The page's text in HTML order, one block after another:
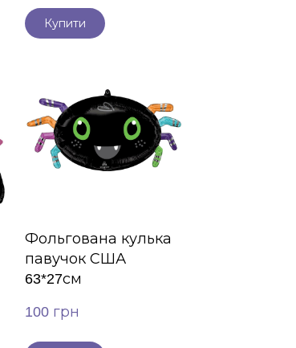
Купити
Фольгована кулька
павучок США
63*27см
100 грн